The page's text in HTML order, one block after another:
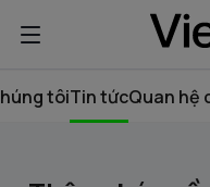
tôiTin tứcQuan hệ